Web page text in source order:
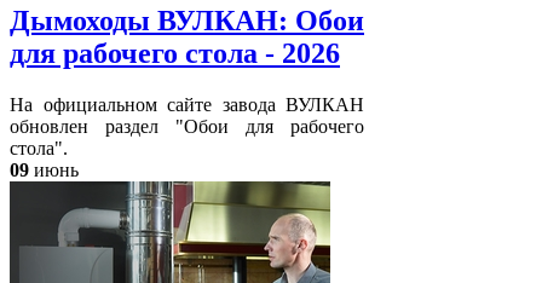
Дымоходы ВУЛКАН: Обои
для рабочего стола - 2026
На официальном сайте завода ВУЛКАН
обновлен раздел "Обои для рабочего
стола".
09 июнь